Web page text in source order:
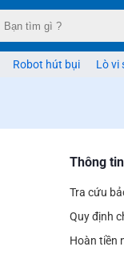
Robot hút bụi Lò vi
Thông
Tra cứu
Quy định
Hoàn tiền